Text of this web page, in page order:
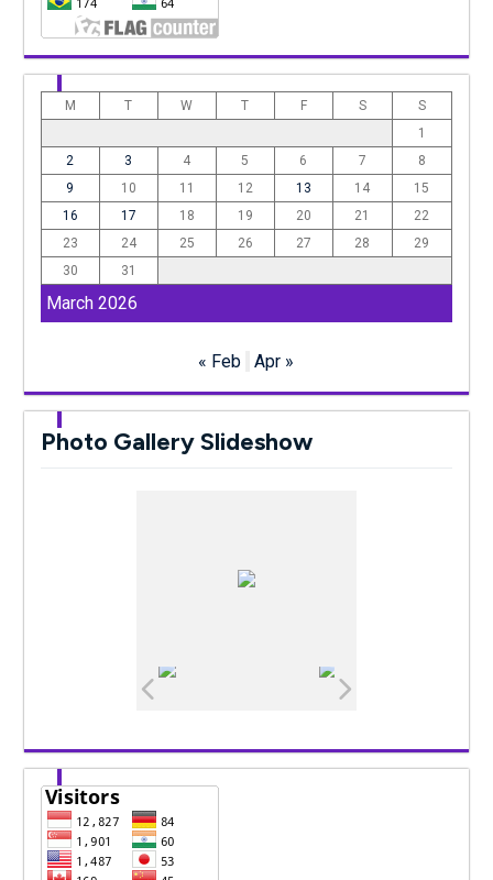
March 2026
M T W T F S
S
1
2
3 4 5 6 7
8
9
10 11 12 13 14
15
16
17 18 19 20 21
22
23
24 25 26 27 28
29
30
31
« Feb Apr »
Photo Gallery Slideshow